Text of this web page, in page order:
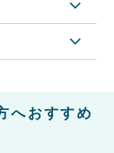
へおすすめ